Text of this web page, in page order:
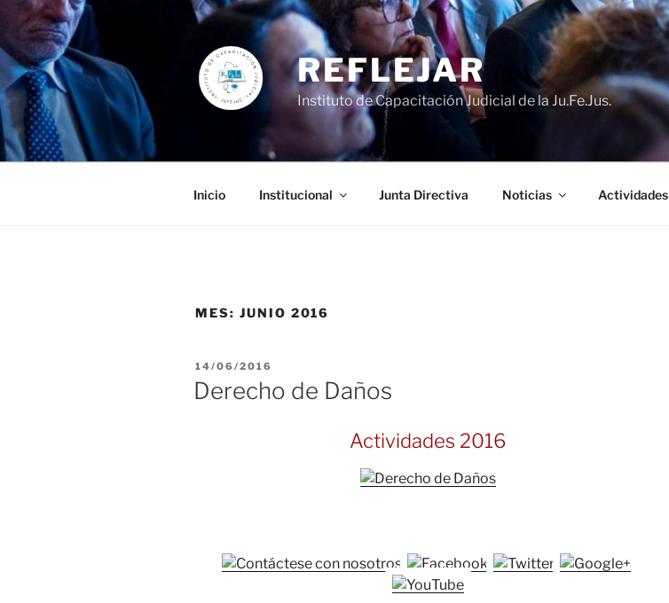
contenido
REFLEJAR
Instituto de Capacitación Judicial de la Ju.Fe.Jus.
Inicio Institucional Junta Directiva Noticias Actividades
MES: JUNIO 2016
PUBLICADO
EL
14/06/2016
Derecho de Daños
Actividades 2016